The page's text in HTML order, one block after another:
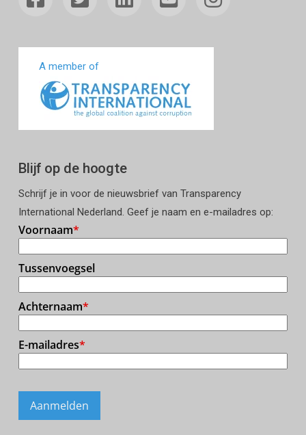
A member of
Blijf op de hoogte
Schrijf je in voor de nieuwsbrief van Transparency
International Nederland. Geef je naam en e-mailadres op: